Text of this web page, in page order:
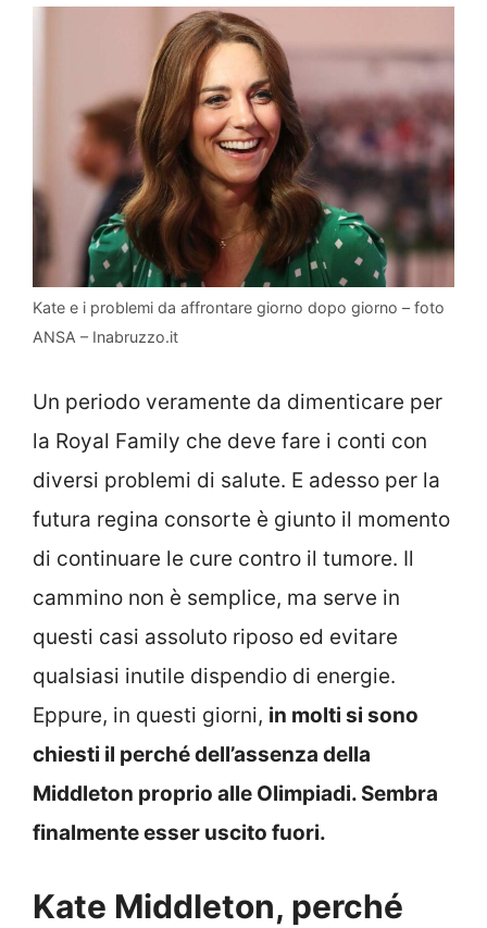
Kate e i problemi da affrontare giorno dopo giorno – foto
ANSA – Inabruzzo.it
Un periodo veramente da dimenticare per
la Royal Family che deve fare i conti con
diversi problemi di salute. E adesso per la
futura regina consorte è giunto il momento
di continuare le cure contro il tumore. Il
cammino non è semplice, ma serve in
questi casi assoluto riposo ed evitare
qualsiasi inutile dispendio di energie.
Eppure, in questi giorni, in molti si sono
chiesti il perché dell’assenza della
Middleton proprio alle Olimpiadi. Sembra
finalmente esser uscito fuori.
Kate Middleton, perché